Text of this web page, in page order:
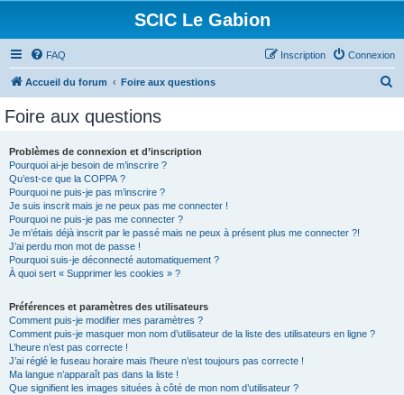
SCIC Le Gabion
FAQ Connexion
Inscription
Accueil du forum Foire aux questions
Foire aux questions
Problèmes de connexion et d’inscription
Pourquoi ai-je besoin de m’inscrire ?
Qu’est-ce que la COPPA ?
Pourquoi ne puis-je pas m’inscrire ?
Je suis inscrit mais je ne peux pas me connecter !
Pourquoi ne puis-je pas me connecter ?
Je m’étais déjà inscrit par le passé mais ne peux à présent plus me connecter ?!
J’ai perdu mon mot de passe !
Pourquoi suis-je déconnecté automatiquement ?
À quoi sert « Supprimer les cookies » ?
Préférences et paramètres des utilisateurs
Comment puis-je modifier mes paramètres ?
Comment puis-je masquer mon nom d’utilisateur de la liste des utilisateurs en ligne ?
L’heure n’est pas correcte !
J’ai réglé le fuseau horaire mais l’heure n’est toujours pas correcte !
Ma langue n’apparaît pas dans la liste !
Que signifient les images situées à côté de mon nom d’utilisateur ?